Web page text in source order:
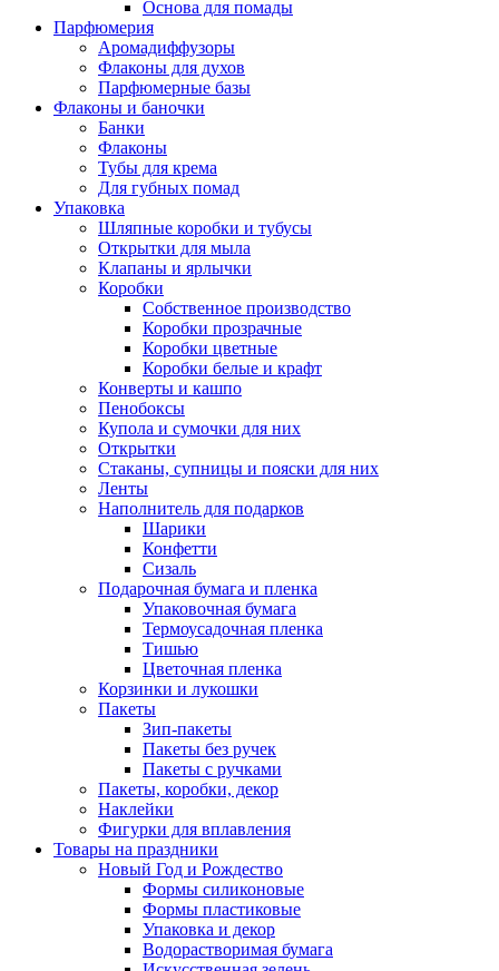
Основа для помады
Парфюмерия
Аромадиффузоры
Флаконы для духов
Парфюмерные базы
Флаконы и баночки
Банки
Флаконы
Тубы для крема
Для губных помад
Упаковка
Шляпные коробки и тубусы
Открытки для мыла
Клапаны и ярлычки
Коробки
Собственное производство
Коробки прозрачные
Коробки цветные
Коробки белые и крафт
Конверты и кашпо
Пенобоксы
Купола и сумочки для них
Открытки
Стаканы, супницы и пояски для них
Ленты
Наполнитель для подарков
Шарики
Конфетти
Сизаль
Подарочная бумага и пленка
Упаковочная бумага
Термоусадочная пленка
Тишью
Цветочная пленка
Корзинки и лукошки
Пакеты
Зип-пакеты
Пакеты без ручек
Пакеты с ручками
Пакеты, коробки, декор
Наклейки
Фигурки для вплавления
Товары на праздники
Новый Год и Рождество
Формы силиконовые
Формы пластиковые
Упаковка и декор
Водорастворимая бумага